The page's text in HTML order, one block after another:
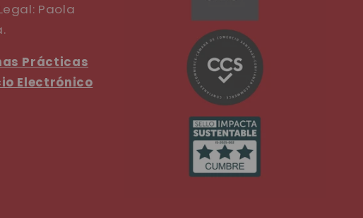
Paola
Prácticas
Electrónico